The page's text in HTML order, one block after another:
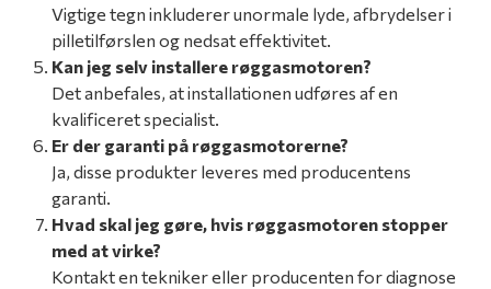
Vigtige tegn inkluderer unormale lyde, afbrydelser i
pilletilførslen og nedsat effektivitet.
Kan jeg selv installere røggasmotoren?
Det anbefales, at installationen udføres af en
kvalificeret specialist.
Er der garanti på røggasmotorerne?
Ja, disse produkter leveres med producentens
garanti.
Hvad skal jeg gøre, hvis røggasmotoren stopper
med at virke?
Kontakt en tekniker eller producenten for diagnose